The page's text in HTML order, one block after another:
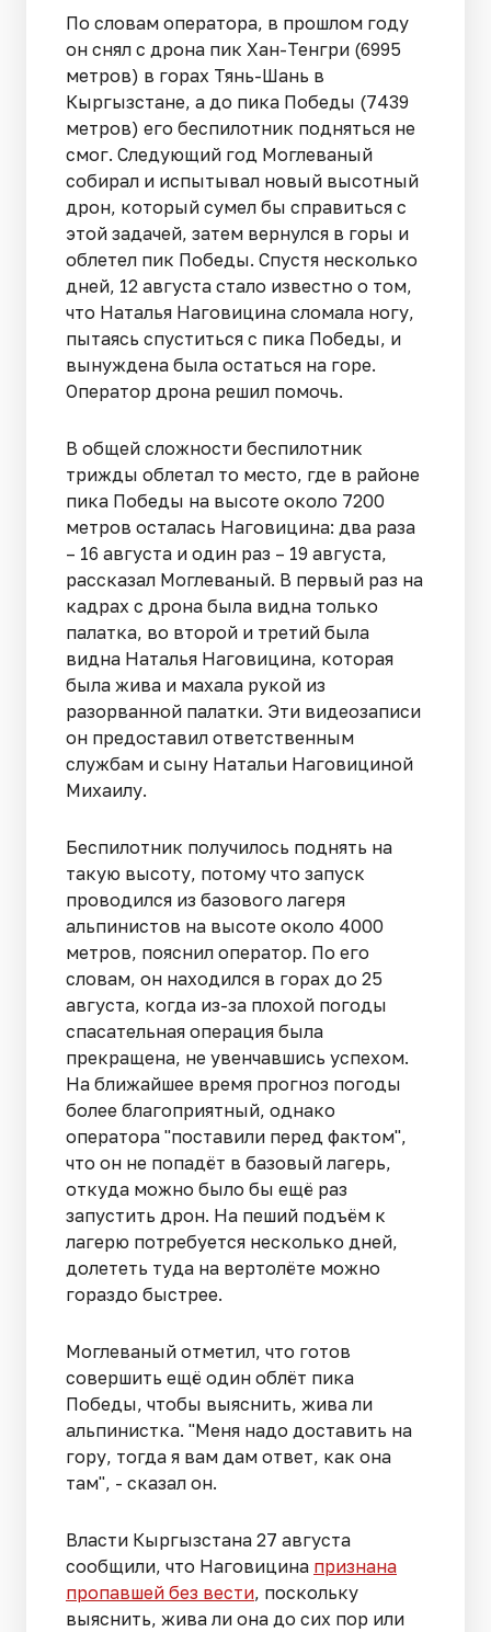
По словам оператора, в прошлом году
он снял с дрона пик Хан-Тенгри (6995
метров) в горах Тянь-Шань в
Кыргызстане, а до пика Победы (7439
метров) его беспилотник подняться не
смог. Следующий год Моглеваный
собирал и испытывал новый высотный
дрон, который сумел бы справиться с
этой задачей, затем вернулся в горы и
облетел пик Победы. Спустя несколько
дней, 12 августа стало известно о том,
что Наталья Наговицина сломала ногу,
пытаясь спуститься с пика Победы, и
вынуждена была остаться на горе.
Оператор дрона решил помочь.
В общей сложности беспилотник
трижды облетал то место, где в районе
пика Победы на высоте около 7200
метров осталась Наговицина: два раза
– 16 августа и один раз – 19 августа,
рассказал Моглеваный. В первый раз на
кадрах с дрона была видна только
палатка, во второй и третий была
видна Наталья Наговицина, которая
была жива и махала рукой из
разорванной палатки. Эти видеозаписи
он предоставил ответственным
службам и сыну Натальи Наговициной
Михаилу.
Беспилотник получилось поднять на
такую высоту, потому что запуск
проводился из базового лагеря
альпинистов на высоте около 4000
метров, пояснил оператор. По его
словам, он находился в горах до 25
августа, когда из-за плохой погоды
спасательная операция была
прекращена, не увенчавшись успехом.
На ближайшее время прогноз погоды
более благоприятный, однако
оператора "поставили перед фактом",
что он не попадёт в базовый лагерь,
откуда можно было бы ещё раз
запустить дрон. На пеший подъём к
лагерю потребуется несколько дней,
долететь туда на вертолёте можно
гораздо быстрее.
Моглеваный отметил, что готов
совершить ещё один облёт пика
Победы, чтобы выяснить, жива ли
альпинистка. "Меня надо доставить на
гору, тогда я вам дам ответ, как она
там", - сказал он.
Власти Кыргызстана 27 августа
сообщили, что Наговицина признана
пропавшей без вести, поскольку
выяснить, жива ли она до сих пор или